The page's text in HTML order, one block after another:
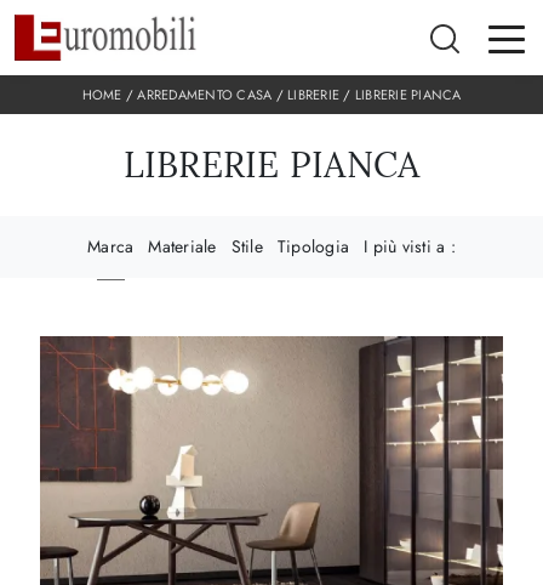
HOME /ARREDAMENTO CASA / LIBRERIE / LIBRERIE PIANCA
LIBRERIE PIANCA
Marca Materiale Stile Tipologia I più visti a :